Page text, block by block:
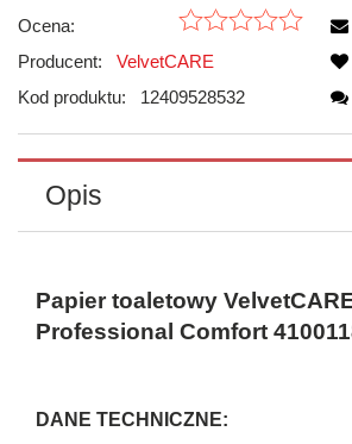
Ocena:
Producent:
VelvetCARE
Kod produktu:
12409528532
Opis
Papier toaletowy
Professional Comfort
DANE TECHNICZNE: